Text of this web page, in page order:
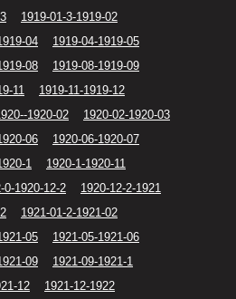
1919-01-3-1919-02
04
1919-04-1919-05
08
1919-08-1919-09
11
1919-11-1919-12
1920-02
1920-02-1920-03
06
1920-06-1920-07
1
1920-1-1920-11
0-1920-12-2
1920-12-2-1921
1921-01-2-1921-02
05
1921-05-1921-06
09
1921-09-1921-1
12
1921-12-1922